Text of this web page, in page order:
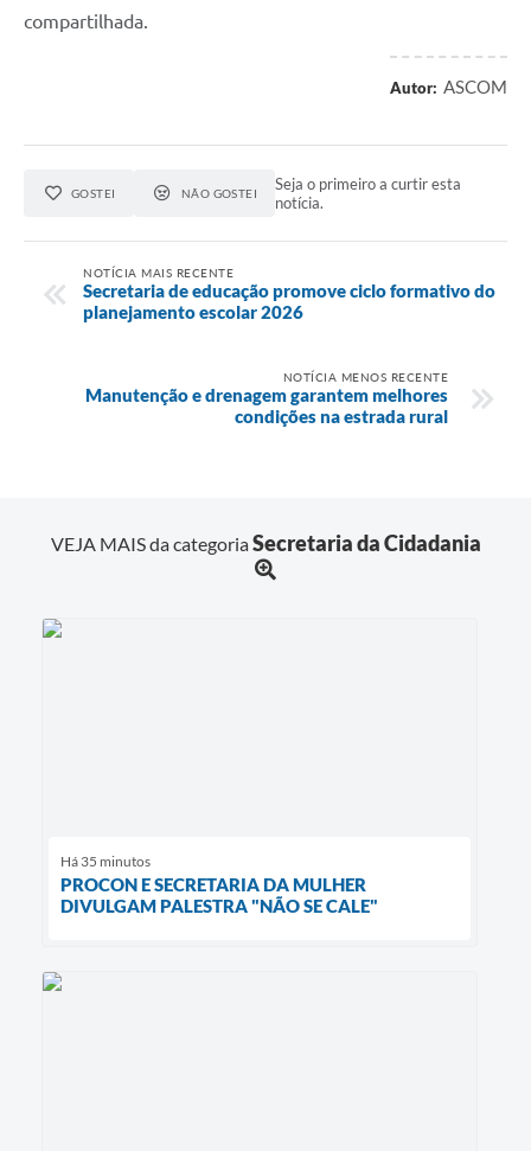
compartilhada.
Autor: ASCOM
GOSTEI NÃO GOSTEI
Seja o primeiro a curtir esta
notícia.
NOTÍCIA MAIS RECENTE
Secretaria de educação promove ciclo formativo do
planejamento escolar 2026
NOTÍCIA MENOS RECENTE
Manutenção e drenagem garantem melhores
condições na estrada rural
VEJA MAIS da categoriaSecretaria da Cidadania
Há 35 minutos
PROCON E SECRETARIA DA MULHER
DIVULGAM PALESTRA "NÃO SE CALE"